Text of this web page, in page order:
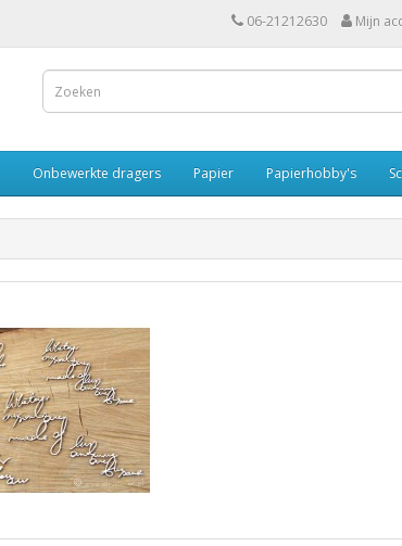
06-21212630 Mijn
Onbewerkte dragers Papier Papierhobby's